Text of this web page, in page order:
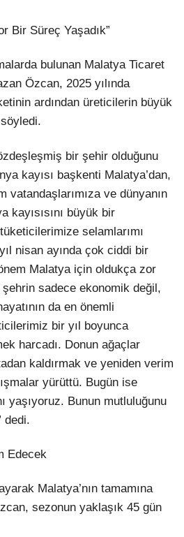
Bir Süreç Yaşadık”
bulunan Malatya Ticaret
Özcan, 2025 yılında
ardından üreticilerin büyük
bir şehir olduğunu
kayısı başkenti Malatya’dan,
vatandaşlarımıza ve dünyanın
kayısısını büyük bir
selamlarımı
nisan ayında çok ciddi bir
Malatya için oldukça zor
şehrin sadece ekonomik değil,
da en önemli
bir yıl boyunca
harcadı. Donun ağaçlar
kaldırmak ve yeniden verim
yürüttü. Bugün ise
yaşıyoruz. Bunun mutluluğunu
dedi.
Edecek
Malatya’nın tamamına
sezonun yaklaşık 45 gün